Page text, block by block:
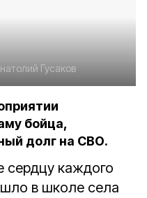
Гусаков
бойца,
долг на СВО.
сердцу каждого
в школе села